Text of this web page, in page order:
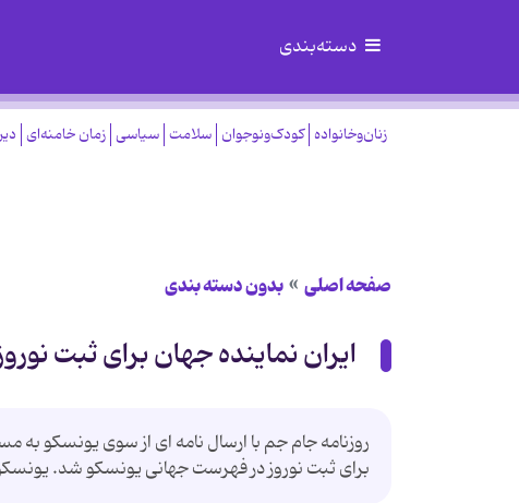
دسته‌بندی
زنان‌وخانواده کودک‌ونوجوان سلامت سیاسی زمان خامنه‌ای
صفحه اصلی بدون دسته بندی
ایران نماینده جهان برای ثبت
برای ثبت نوروز در فهرست جهانی یونسکو شد. یونسکو